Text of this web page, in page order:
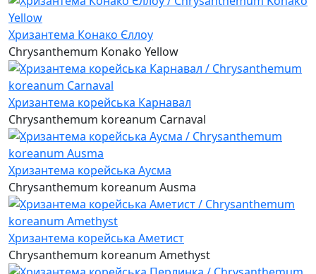
Хризантема Конако Єллоу
Chrysanthemum Konako Yellow
Хризантема корейська Карнавал
Chrysanthemum koreanum Carnaval
Хризантема корейська Аусма
Chrysanthemum koreanum Ausma
Хризантема корейська Аметист
Chrysanthemum koreanum Amethyst